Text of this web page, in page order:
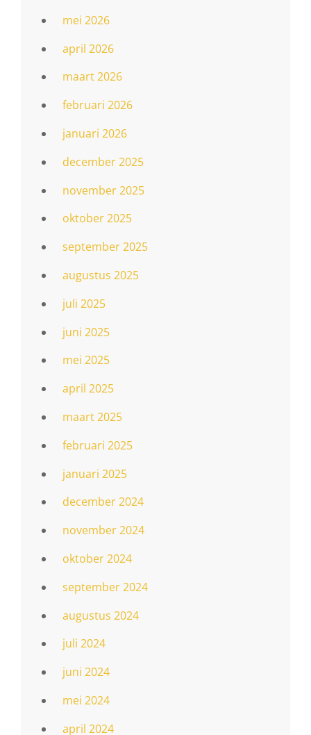
mei 2026
april 2026
maart 2026
februari 2026
januari 2026
december 2025
november 2025
oktober 2025
september 2025
augustus 2025
juli 2025
juni 2025
mei 2025
april 2025
maart 2025
februari 2025
januari 2025
december 2024
november 2024
oktober 2024
september 2024
augustus 2024
juli 2024
juni 2024
mei 2024
april 2024